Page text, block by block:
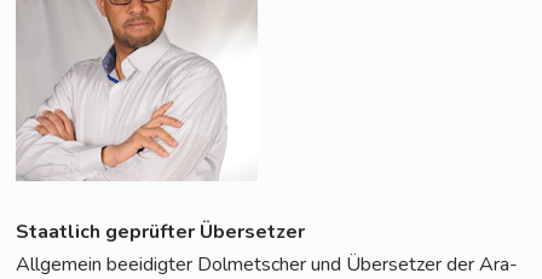
Staat­lich geprüf­ter Übersetzer
All­ge­mein beei­dig­ter Dol­met­scher und Über­set­zer der Ara­